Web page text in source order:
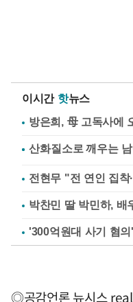
이시간 핫뉴스
방은희, 母 고독사에
전현무 "전 연인 집착
박찬민 딸 박민하, 배
'300억원대 사기 혐
◎공감언론 뉴시스